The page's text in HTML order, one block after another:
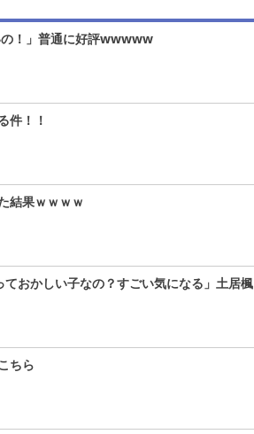
の！」普通に好評wwwww
件！！
結果ｗｗｗｗ
ておかしい子なの？すごい気になる」土居楓
ちら